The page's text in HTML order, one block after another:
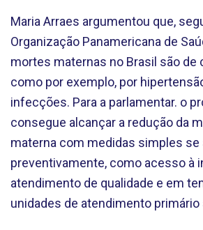
Maria Arraes argumentou que,
Organização Panamericana de
mortes maternas no Brasil são de
como por exemplo, por
infecções. Para a parlamentar. o
consegue alcançar a redução da
materna com medidas simples se
preventivamente, como acesso à
atendimento de qualidade e em
unidades de atendimento primário